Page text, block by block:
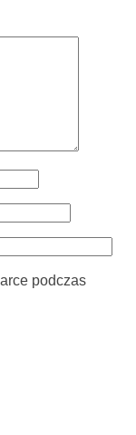
podczas